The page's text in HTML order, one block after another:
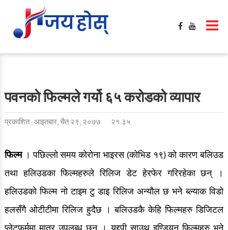
पवनको फिल्मले गर्यो ६५ करोडको व्यापार
प्रकाशित : आइतबार, चैत २९, २०७७ २१:३५
फिल्म। पछिल्लो समय कोरोना भाइरस (कोभिड १९) को कारण बलिउड
तथा हलिउडका फिल्महरुले रिलिज डेट हेरफेर गरिरहेका छन् ।
हलिउडको फिल्म नो टाइम टु डाइ रिलिज अन्यौल छ भने ब्ल्याक विडो
हलसँगै ओटीटीमा रिलिज हुदैछ । बलिउडकै केहि फिल्महरु डिजिटल